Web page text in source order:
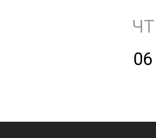
ЧТ
06